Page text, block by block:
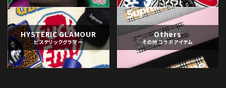
HYSTERIC GLAMOUR
ヒステリックグラマー
Others
その他コラボアイテム